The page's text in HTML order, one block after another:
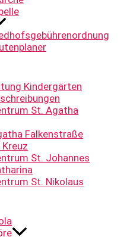
Kindergärten
St. Agatha
Falkenstraße
Kreuz
St. Johannes
St. Nikolaus